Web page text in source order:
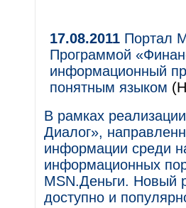
17.08.2011 Портал
Программой
информационный
понятным языком
В рамках
Диалог»,
информации среди
информационных
MSN.Деньги. Новый
доступно и